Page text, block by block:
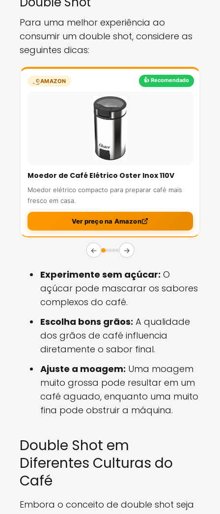
Para uma melhor experiência ao
consumir um double shot, considere as
seguintes dicas:
👍 Recomendado
AMAZON
Moedor de Café Elétrico Oster Inox 110V
Moedor elétrico compacto para preparar café mais
fresco em casa.
Ver preço na Amazon
← →
Experimente sem açúcar: O
açúcar pode mascarar os sabores
complexos do café.
Escolha bons grãos: A qualidade
dos grãos de café influencia
diretamente o sabor final.
Ajuste a moagem: Uma moagem
muito grossa pode resultar em um
café aguado, enquanto uma muito
fina pode obstruir a máquina.
Double Shot em
Diferentes Culturas do
Café
Embora o conceito de double shot seja